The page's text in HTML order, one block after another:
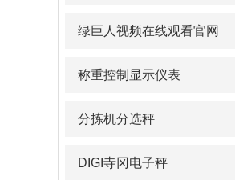
绿巨人视频在线观看官网
称重控制显示仪表
分拣机分选秤
DIGI寺冈电子秤